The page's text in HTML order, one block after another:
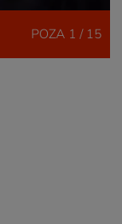
POZA 1 / 15